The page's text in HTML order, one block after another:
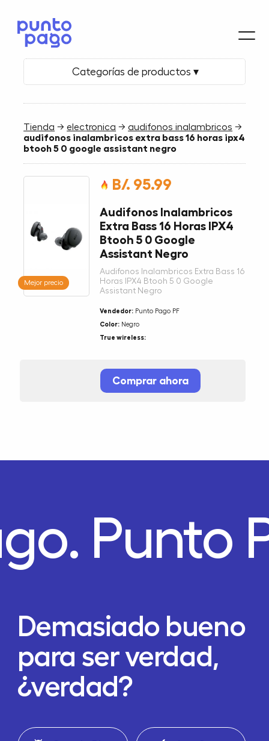
Categorías de productos ▾
Tienda →electronica →audifonos inalambricos →
audifonos inalambricos extra bass 16 horas ipx4
btooh 5 0 google assistant negro
Mejor precio
B/. 95.99
Audifonos Inalambricos
Extra Bass 16 Horas IPX4
Btooh 5 0 Google
Assistant Negro
Audifonos Inalambricos Extra Bass 16
Horas IPX4 Btooh 5 0 Google
Assistant Negro
Vendedor: Punto Pago PF
Color: Negro
True wireless:
Comprar ahora
Punto
Demasiado bueno
para ser verdad,
¿verdad?